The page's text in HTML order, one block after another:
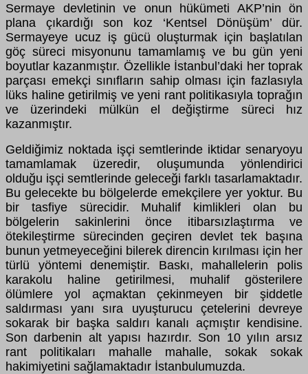
Sermaye devletinin ve onun hükümeti AKP’nin ön
plana çıkardığı son koz ‘Kentsel Dönüşüm’ dür.
Sermayeye ucuz iş gücü oluşturmak için başlatılan
göç süreci misyonunu tamamlamış ve bu gün yeni
boyutlar kazanmıştır. Özellikle İstanbul’daki her toprak
parçası emekçi sınıfların sahip olması için fazlasıyla
lüks haline getirilmiş ve yeni rant politikasıyla toprağın
ve üzerindeki mülkün el değiştirme süreci hız
kazanmıştır.
Geldiğimiz noktada işçi semtlerinde iktidar senaryoyu
tamamlamak üzeredir, oluşumunda yönlendirici
olduğu işçi semtlerinde geleceği farklı tasarlamaktadır.
Bu gelecekte bu bölgelerde emekçilere yer yoktur. Bu
bir tasfiye sürecidir. Muhalif kimlikleri olan bu
bölgelerin sakinlerini önce itibarsızlaştırma ve
ötekileştirme sürecinden geçiren devlet tek başına
bunun yetmeyeceğini bilerek direncin kırılması için her
türlü yöntemi denemiştir. Baskı, mahallelerin polis
karakolu haline getirilmesi, muhalif gösterilere
ölümlere yol açmaktan çekinmeyen bir şiddetle
saldırması yanı sıra uyuşturucu çetelerini devreye
sokarak bir başka saldırı kanalı açmıştır kendisine.
Son darbenin alt yapısı hazırdır. Son 10 yılın arsız
rant politikaları mahalle mahalle, sokak sokak
hakimiyetini sağlamaktadır İstanbulumuzda.